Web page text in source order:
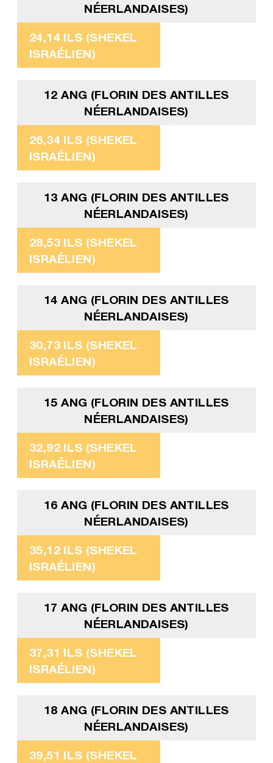
NÉERLANDAISES)
24,14 ILS (SHEKEL
ISRAÉLIEN)
12 ANG (FLORIN DES ANTILLES
NÉERLANDAISES)
26,34 ILS (SHEKEL
ISRAÉLIEN)
13 ANG (FLORIN DES ANTILLES
NÉERLANDAISES)
28,53 ILS (SHEKEL
ISRAÉLIEN)
14 ANG (FLORIN DES ANTILLES
NÉERLANDAISES)
30,73 ILS (SHEKEL
ISRAÉLIEN)
15 ANG (FLORIN DES ANTILLES
NÉERLANDAISES)
32,92 ILS (SHEKEL
ISRAÉLIEN)
16 ANG (FLORIN DES ANTILLES
NÉERLANDAISES)
35,12 ILS (SHEKEL
ISRAÉLIEN)
17 ANG (FLORIN DES ANTILLES
NÉERLANDAISES)
37,31 ILS (SHEKEL
ISRAÉLIEN)
18 ANG (FLORIN DES ANTILLES
NÉERLANDAISES)
39,51 ILS (SHEKEL